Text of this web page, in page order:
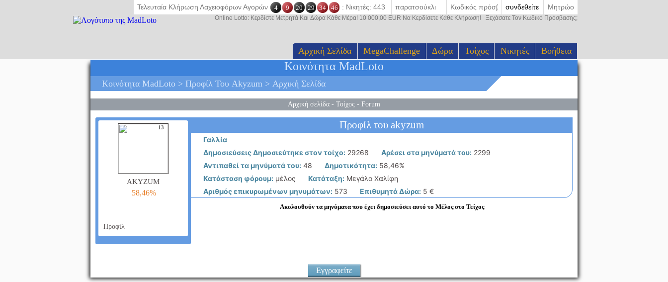
Αρχική Σελίδα MegaChallenge Δώρα Τοίχος Νικητές Βοήθεια
Τελευταία Κλήρωση Λαχειοφόρων Αγορών 4 9 20 29 34 46 : Νικητές: 443 συνδεθείτε Μητρώο
Online Lotto: Κερδίστε Μετρητά Και Δώρα Κάθε Μέρα! 10 000,00 EUR Να Κερδίσετε Κάθε Κλήρωση! Ξεχάσατε Τον Κωδικό Πρόσβασης;
Κοινότητα MadLoto
Κοινότητα MadLoto > Προφίλ Του Akyzum > Αρχική Σελίδα
Αρχική σελίδα - Τοίχος - Forum
13
akyzum
58,46%
Προφίλ
Προφίλ του akyzum
Γαλλία
Δημοσιεύσεις Δημοσιεύτηκε στον τοίχο:29268 Αρέσει στα μηνύματά του:2299
Αντιπαθεί τα μηνύματά του:48 Δημοτικότητα:58,46%
Κατάσταση φόρουμ:μέλος Κατάταξη:Μεγάλο Χαλίφη
Αριθμός επικυρωμένων μηνυμάτων:573 Επιθυμητά Δώρα:5 €
Ακολουθούν τα μηνύματα που έχει δημοσιεύσει αυτό το Μέλος στο Τείχος
Εγγραφείτε